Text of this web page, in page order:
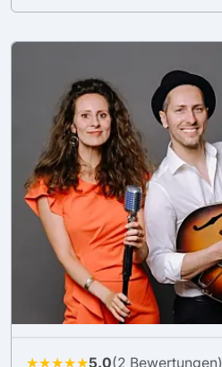
★★★★★5.0(2 Bewertungen)